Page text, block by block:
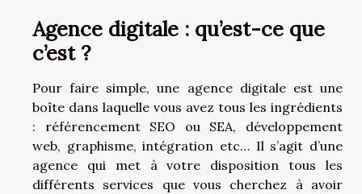
Agence digitale : qu’est-ce que
c’est ?
Pour faire simple, une agence digitale est une
boîte dans laquelle vous avez tous les ingrédients
: référencement SEO ou SEA, développement
web, graphisme, intégration etc… Il s’agit d’une
agence qui met à votre disposition tous les
différents services que vous cherchez à avoir